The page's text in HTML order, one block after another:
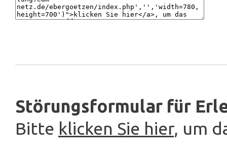
Störungsformular für
Bitte klicken Sie hier, um